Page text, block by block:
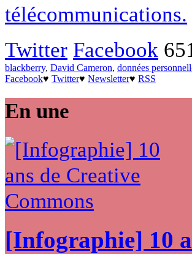
télécommunications.
Twitter Facebook
blackberry, David Cameron, données
Facebook♥ Twitter♥ Newsletter♥ RSS
En une
[Infographie] 10